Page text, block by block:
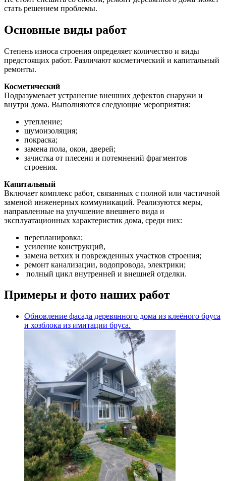
стать решением проблемы.
Основные виды работ
Степень износа строения определяет количество и виды
предстоящих работ. Различают косметический и капитальный
ремонты.
Косметический
Подразумевает устранение внешних дефектов снаружи и
внутри дома. Выполняются следующие мероприятия:
утепление;
шумоизоляция;
покраска;
замена пола, окон, дверей;
зачистка от плесени и потемнений фрагментов
строения.
Капитальный
Включает комплекс работ, связанных с полной или частичной
заменой инженерных коммуникаций. Реализуются меры,
направленные на улучшение внешнего вида и
эксплуатационных характеристик дома, среди них:
перепланировка;
усиление конструкций,
замена ветхих и поврежденных участков строения;
ремонт канализации, водопровода, электрики;
полный цикл внутренней и внешней отделки.
Примеры и фото наших работ
Обновление фасада деревянного дома из клеёного бруса
и хозблока из имитации бруса.